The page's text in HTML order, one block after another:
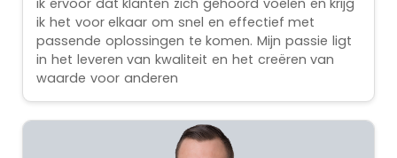
ik ervoor dat klanten zich gehoord voelen en krijg
ik het voor elkaar om snel en effectief met
passende oplossingen te komen. Mijn passie ligt
in het leveren van kwaliteit en het creëren van
waarde voor anderen